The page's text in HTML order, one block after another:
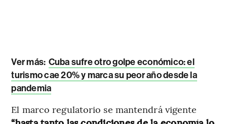
Ver más: Cuba sufre otro golpe económico: el
turismo cae 20% y marca su peor año desde la
pandemia
El marco regulatorio se mantendrá vigente